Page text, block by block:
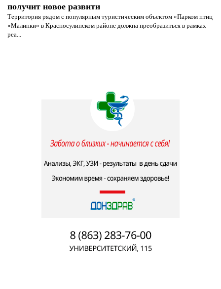
получит новое развити
Территория рядом с популярным туристическим объектом «Парком птиц
«Малинки» в Красносулинском районе должна преобразиться в рамках
реа...